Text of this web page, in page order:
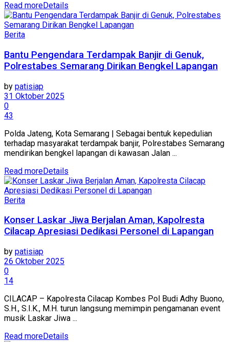
Read moreDetails
Berita
Bantu Pengendara Terdampak Banjir di Genuk,
Polrestabes Semarang Dirikan Bengkel Lapangan
by patisiap
31 Oktober 2025
0
43
Polda Jateng, Kota Semarang | Sebagai bentuk kepedulian
terhadap masyarakat terdampak banjir, Polrestabes Semarang
mendirikan bengkel lapangan di kawasan Jalan ...
Read moreDetails
Berita
Konser Laskar Jiwa Berjalan Aman, Kapolresta
Cilacap Apresiasi Dedikasi Personel di Lapangan
by patisiap
26 Oktober 2025
0
14
CILACAP – Kapolresta Cilacap Kombes Pol Budi Adhy Buono,
S.H., S.I.K., M.H. turun langsung memimpin pengamanan event
musik Laskar Jiwa ...
Read moreDetails